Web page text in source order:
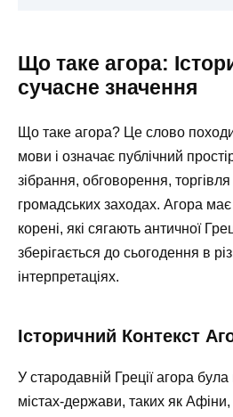
Що таке агора:
сучасне значення
Що таке агора? Це слово
мови і означає публічний
зібрання, обговорення, торгівля
громадських заходах. Агора має
корені, які сягають античної
зберігається до сьогодення в
інтерпретаціях.
Історичний Контекст
У стародавній Греції агора
містах-держави, таких як